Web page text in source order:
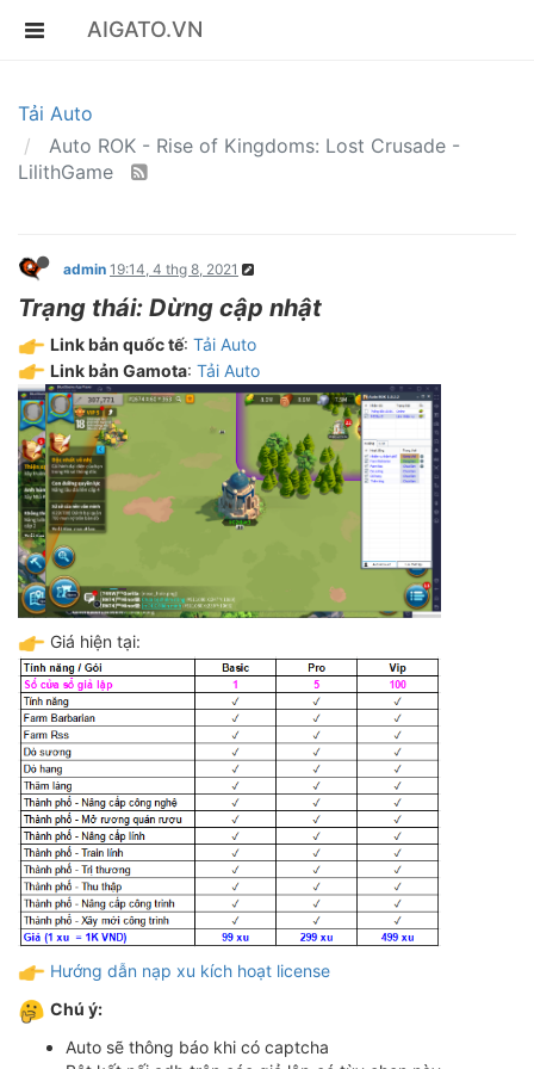
AIGATO.VN
Tải Auto
Auto ROK - Rise of Kingdoms: Lost Crusade -
LilithGame
admin 19:14, 4 thg 8, 2021
Trạng thái: Dừng cập nhật
Link bản quốc tế: Tải Auto
Link bản Gamota: Tải Auto
Giá hiện tại:
Hướng dẫn nạp xu kích hoạt license
Chú ý:
Auto sẽ thông báo khi có captcha